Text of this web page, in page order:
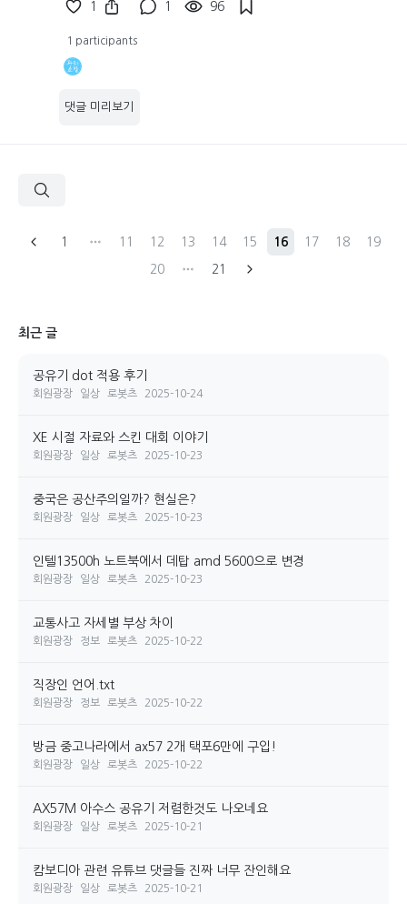
1 1 96
1 participants
댓글 미리보기
1 11 12 13 14 15 16 17 18 19
20 21
최근 글
공유기 dot 적용 후기
회원광장 일상 로봇츠 2025-10-24
XE 시절 자료와 스킨 대회 이야기
회원광장 일상 로봇츠 2025-10-23
중국은 공산주의일까? 현실은?
회원광장 일상 로봇츠 2025-10-23
인텔13500h 노트북에서 데탑 amd 5600으로 변경
회원광장 일상 로봇츠 2025-10-23
교통사고 자세별 부상 차이
회원광장 정보 로봇츠 2025-10-22
직장인 언어.txt
회원광장 정보 로봇츠 2025-10-22
방금 중고나라에서 ax57 2개 택포6만에 구입!
회원광장 일상 로봇츠 2025-10-22
AX57M 아수스 공유기 저렴한것도 나오네요
회원광장 일상 로봇츠 2025-10-21
캄보디아 관련 유튜브 댓글들 진짜 너무 잔인해요
회원광장 일상 로봇츠 2025-10-21